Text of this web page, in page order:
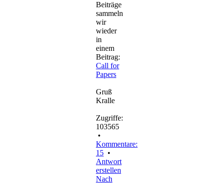
Beiträge
sammeln
wir
wieder
in
einem
Beitrag:
Call for
Papers
Gruß
Kralle
Zugriffe:
103565
•
Kommentare:
15 •
Antwort
erstellen
Nach